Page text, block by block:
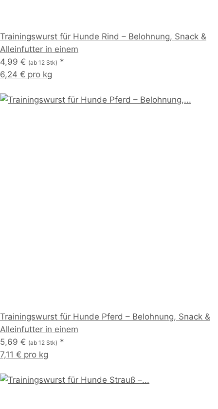
Trainingswurst für Hunde Rind – Belohnung, Snack &
Alleinfutter in einem
4,99 € (ab 12 Stk) *
6,24 € pro kg
Trainingswurst für Hunde Pferd – Belohnung, Snack &
Alleinfutter in einem
5,69 € (ab 12 Stk) *
7,11 € pro kg